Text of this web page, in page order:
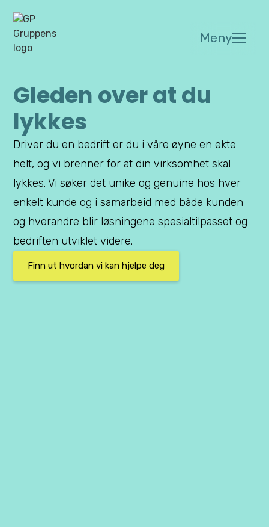
Meny
Gleden over at du
lykkes
Driver du en bedrift er du i våre øyne en ekte
helt, og vi brenner for at din virksomhet skal
lykkes. Vi søker det unike og genuine hos hver
enkelt kunde og i samarbeid med både kunden
og hverandre blir løsningene spesialtilpasset og
bedriften utviklet videre.
Finn ut hvordan vi kan hjelpe deg